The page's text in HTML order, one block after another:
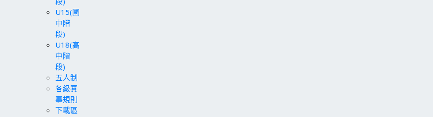
U15(國
中階
段)
U18(高
中階
段)
五人制
各級賽
事規則
下載區